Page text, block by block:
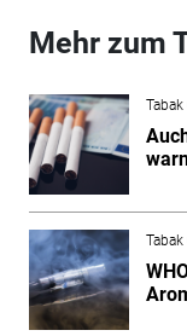
Mehr zum